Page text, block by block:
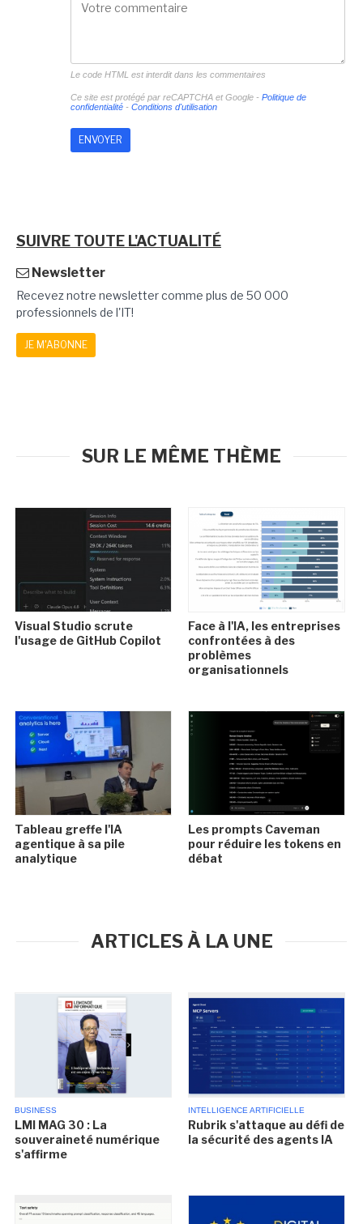
Le code HTML est interdit dans les commentaires
Ce site est protégé par reCAPTCHA et Google - Politique de
confidentialité- Conditions d'utilisation
SUIVRE TOUTE L'ACTUALITÉ
Newsletter
Recevez notre newsletter comme plus de 50 000
professionnels de l'IT!
JE M'ABONNE
SUR LE MÊME THÈME
Visual Studio scrute
l'usage de GitHub Copilot
Face à l'IA, les entreprises
confrontées à des
problèmes
organisationnels
Tableau greffe l'IA
agentique à sa pile
analytique
Les prompts Caveman
pour réduire les tokens en
débat
ARTICLES À LA UNE
BUSINESS
LMI MAG 30 : La
souveraineté numérique
s'affirme
INTELLIGENCE ARTIFICIELLE
Rubrik s'attaque au défi de
la sécurité des agents IA